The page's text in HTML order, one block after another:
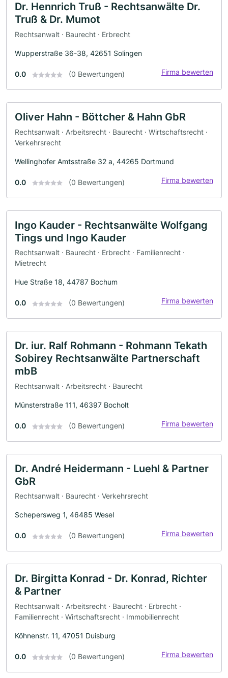
Dr. Hennrich Truß - Rechtsanwälte Dr.
Truß & Dr. Mumot
Rechtsanwalt · Baurecht · Erbrecht
Wupperstraße 36-38, 42651 Solingen
0.0 (0 Bewertungen) Firma bewerten
Oliver Hahn - Böttcher & Hahn GbR
Rechtsanwalt · Arbeitsrecht · Baurecht · Wirtschaftsrecht ·
Verkehrsrecht
Wellinghofer Amtsstraße 32 a, 44265 Dortmund
0.0 (0 Bewertungen) Firma bewerten
Ingo Kauder - Rechtsanwälte Wolfgang
Tings und Ingo Kauder
Rechtsanwalt · Baurecht · Erbrecht · Familienrecht ·
Mietrecht
Hue Straße 18, 44787 Bochum
0.0 (0 Bewertungen) Firma bewerten
Dr. iur. Ralf Rohmann - Rohmann Tekath
Sobirey Rechtsanwälte Partnerschaft
mbB
Rechtsanwalt · Arbeitsrecht · Baurecht
Münsterstraße 111, 46397 Bocholt
0.0 (0 Bewertungen) Firma bewerten
Dr. André Heidermann - Luehl & Partner
GbR
Rechtsanwalt · Baurecht · Verkehrsrecht
Schepersweg 1, 46485 Wesel
0.0 (0 Bewertungen) Firma bewerten
Dr. Birgitta Konrad - Dr. Konrad, Richter
& Partner
Rechtsanwalt · Arbeitsrecht · Baurecht · Erbrecht ·
Familienrecht · Wirtschaftsrecht · Immobilienrecht
Köhnenstr. 11, 47051 Duisburg
0.0 (0 Bewertungen) Firma bewerten